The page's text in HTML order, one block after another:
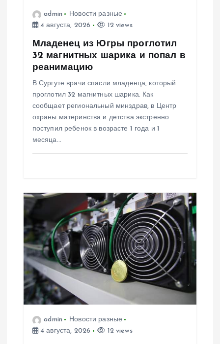
admin
Новости разные
4 августа, 2026
12 views
Младенец из Югры проглотил
32 магнитных шарика и попал в
реанимацию
В Сургуте врачи спасли младенца, который
проглотил 32 магнитных шарика. Как
сообщает региональный минздрав, в Центр
охраны материнства и детства экстренно
поступил ребенок в возрасте 1 года и 1
месяца…
admin
Новости разные
4 августа, 2026
12 views